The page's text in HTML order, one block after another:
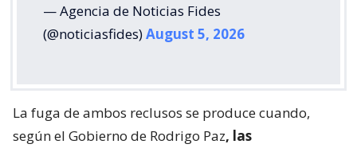
— Agencia de Noticias Fides
(@noticiasfides)August 5, 2026
La fuga de ambos reclusos se produce cuando,
según el Gobierno de Rodrigo Paz, las